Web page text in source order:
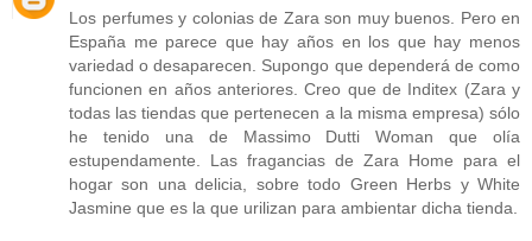
Los perfumes y colonias de Zara son muy buenos. Pero en
España me parece que hay años en los que hay menos
variedad o desaparecen. Supongo que dependerá de como
funcionen en años anteriores. Creo que de Inditex (Zara y
todas las tiendas que pertenecen a la misma empresa) sólo
he tenido una de Massimo Dutti Woman que olía
estupendamente. Las fragancias de Zara Home para el
hogar son una delicia, sobre todo Green Herbs y White
Jasmine que es la que urilizan para ambientar dicha tienda.